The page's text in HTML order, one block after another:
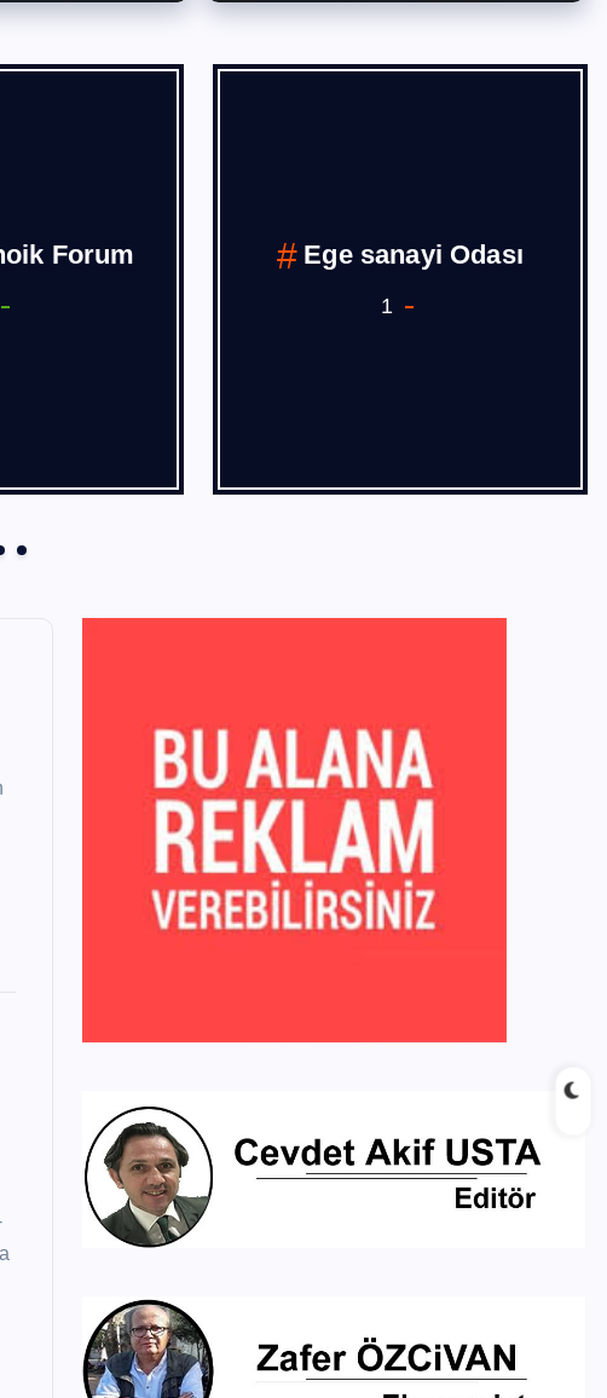
Forum Ege sanayi Odası
1